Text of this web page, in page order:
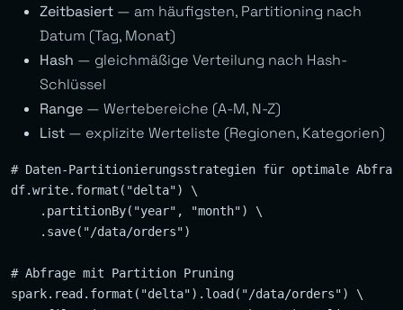
Zeitbasiert — am häufigsten, Partitioning nach
Datum (Tag, Monat)
Hash — gleichmäßige Verteilung nach Hash-
Schlüssel
Range — Wertebereiche (A-M, N-Z)
List — explizite Werteliste (Regionen, Kategorien)
# Daten-Partitionierungsstrategien für optimale
df.write.format("delta") \
    .partitionBy("year", "month") \
    .save("/data/orders")
# Abfrage mit Partition Pruning
spark.read.format("delta").load("/data/orders") \